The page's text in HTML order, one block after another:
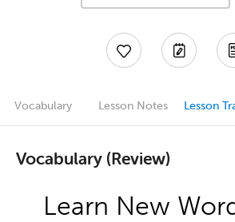
Vocabulary Lesson Notes Lesson
Vocabulary (Review)
Learn New